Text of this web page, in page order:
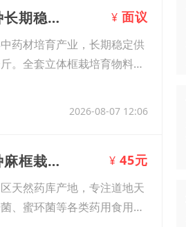
1、陕西汉中天麻种子价格多少钱一斤 汉中道地天麻种长期稳定供货 ¥ 面议
药材培育产业，长期稳定供
。全套立体框栽培育物料覆
2026-08-07 12:06
2、陕西汉中天麻种子价格多少钱一斤 汉中原产天麻种麻框栽专用 ¥ 45元
天然药库产地，专注道地天
、蜜环菌等各类药用食用